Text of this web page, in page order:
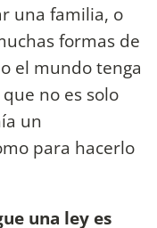
una familia, o
formas de
el mundo tenga
no es solo
un
para hacerlo
una ley es